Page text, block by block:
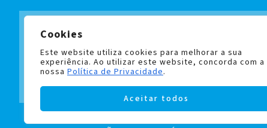
Cookies
Este website utiliza cookies para melhorar a sua
experiência. Ao utilizar este website, concorda com a
nossa Política de Privacidade.
Aceitar todos
Subscreva a nossa newsletter
e fique a par de todas as